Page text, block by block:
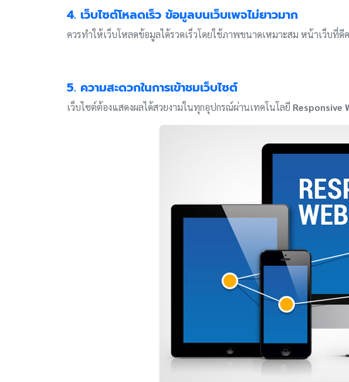
4. เว็บไซต์โหลดเร็ว ข้อมูลบนเว็บเพจไม่ยาวมาก
ควรทำให้เว็บโหลดข้อมูลได้รวดเร็วโดยใช้ภาพขนาดเหมาะสม หน้าเว็บ
5. ความสะดวกในการเข้าชมเว็บไซต์
เว็บไซต์ต้องแสดงผลได้สวยงามในทุกอุปกรณ์ผ่านเทคโนโลยี Responsive